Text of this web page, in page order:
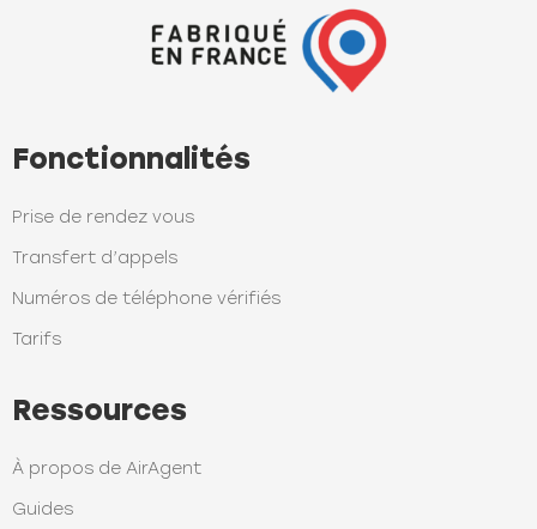
Fonctionnalités
Prise de rendez vous
Transfert d’appels
Numéros de téléphone vérifiés
Tarifs
Ressources
À propos de AirAgent
Guides